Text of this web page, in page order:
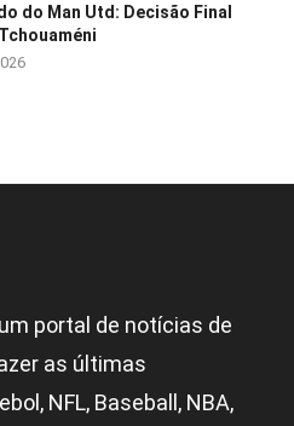
do Man Utd: Decisão Final
portal de notícias de
as últimas
NFL, Baseball, NBA,